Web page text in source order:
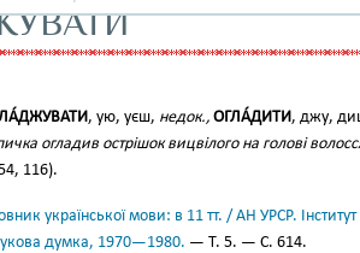
, ую, уєш, недок., ОГЛА́ДИТИ, джу,
огладив острішок вицвілого на голові
116).
української мови: в 11 тт. / АН УРСР.
думка, 1970—1980. — Т. 5. — С. 614.